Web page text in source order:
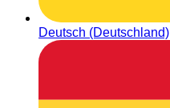
Deutsch (Deutschland)